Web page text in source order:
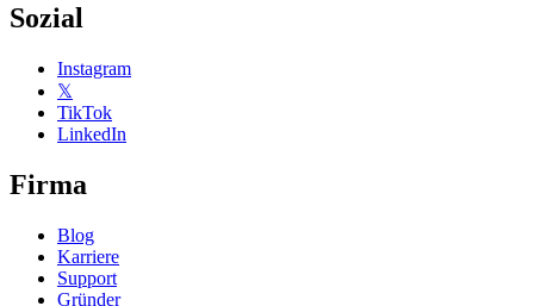
Sozial
Instagram
𝕏
TikTok
LinkedIn
Firma
Blog
Karriere
Support
Gründer